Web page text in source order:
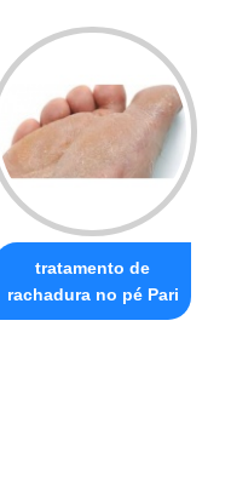
tratamento de
rachadura no pé Pari